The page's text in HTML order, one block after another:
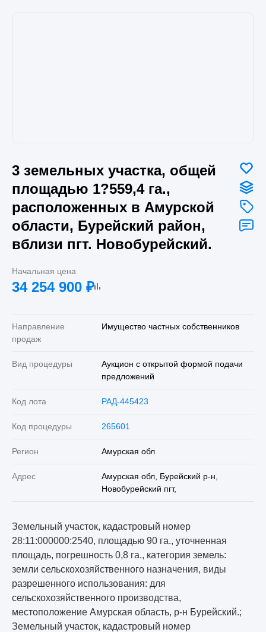
3 земельных участка, общей
площадью 1?559,4 га.,
расположенных в Амурской
области, Бурейский район,
вблизи пгт. Новобурейский.
Начальная цена
34 254 900 ₽
Направление
продаж
Имущество частных собственников
Вид процедуры
Аукцион с открытой формой подачи
предложений
Код лота РАД-445423
Код процедуры 265601
Регион Амурская обл
Адрес
Амурская обл, Бурейский р-н,
Новобурейский пгт,
Земельный участок, кадастровый номер
28:11:000000:2540, площадью 90 га., уточненная
площадь, погрешность 0,8 га., категория земель:
земли сельскохозяйственного назначения, виды
разрешенного использования: для
сельскохозяйственного производства,
местоположение Амурская область, р-н Бурейский.;
Земельный участок, кадастровый номер